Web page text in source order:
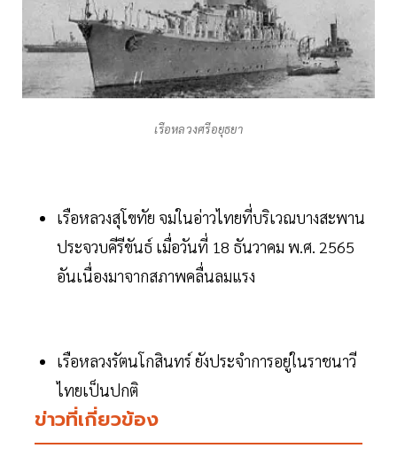
เรือหลวงศรีอยุธยา
เรือหลวงสุโขทัย จมในอ่าวไทยที่บริเวณบางสะพาน
ประจวบคีรีขันธ์ เมื่อวันที่ 18 ธันวาคม พ.ศ. 2565
อันเนื่องมาจากสภาพคลื่นลมแรง
เรือหลวงรัตนโกสินทร์ ยังประจำการอยู่ในราชนาวี
ไทยเป็นปกติ
ข่าวที่เกี่ยวข้อง